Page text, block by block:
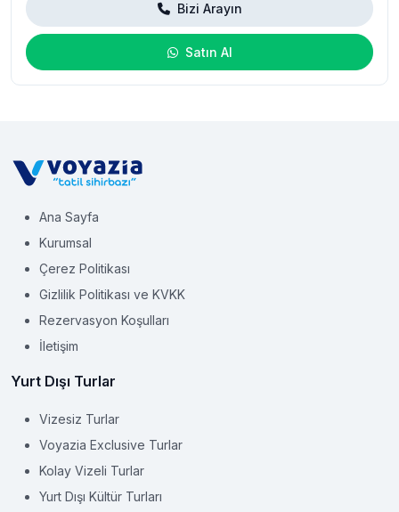
Bizi Arayın
Satın Al
Ana Sayfa
Kurumsal
Çerez Politikası
Gizlilik Politikası ve KVKK
Rezervasyon Koşulları
İletişim
Yurt Dışı Turlar
Vizesiz Turlar
Voyazia Exclusive Turlar
Kolay Vizeli Turlar
Yurt Dışı Kültür Turları